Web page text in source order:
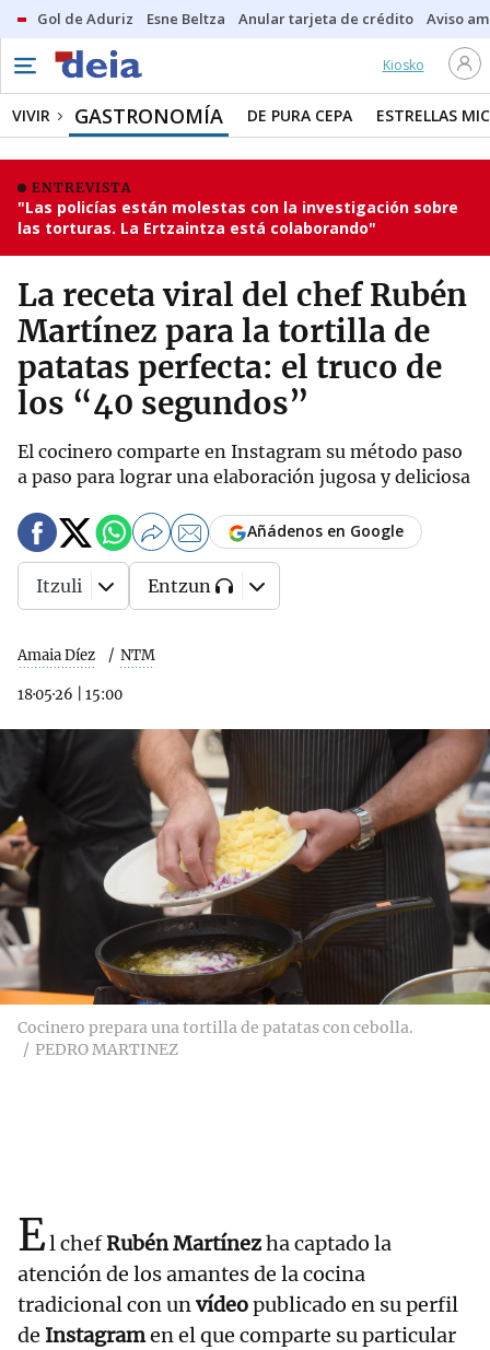
Gol de Aduriz Esne Beltza Anular tarjeta de crédito Aviso
Kiosko
VIVIR GASTRONOMÍA DE PURA CEPA ESTRELLAS
ENTREVISTA
"Las policías están molestas con la investigación sobre
las torturas. La Ertzaintza está colaborando"
La receta viral del chef Rubén
Martínez para la tortilla de
patatas perfecta: el truco de
los “40 segundos”
El cocinero comparte en Instagram su método paso
a paso para lograr una elaboración jugosa y deliciosa
Amaia Díez NTM
18·05·26 15:00
Añádenos en Google
Itzuli Entzun
Cocinero prepara una tortilla de patatas con cebolla.
PEDRO MARTINEZ
El chefRubén Martínezha captado la
atención de los amantes de la cocina
tradicional con unvídeopublicado en su perfil
de Instagramen el que comparte su particular